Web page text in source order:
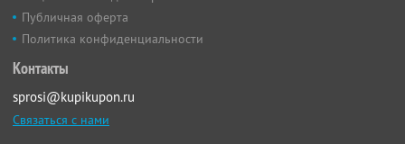
Публичная оферта
Политика конфиденциальности
Контакты
sprosi@kupikupon.ru
Связаться с нами